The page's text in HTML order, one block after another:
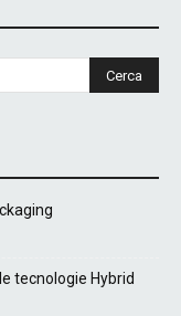
tecnologie Hybrid